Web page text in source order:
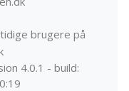
brugere på
4.0.1 - build: